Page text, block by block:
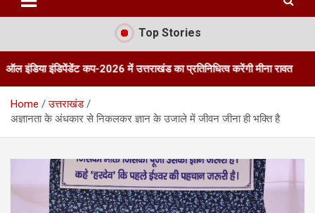
Top Stories
कप-2026 में उत्तराखंड का प्रतिनिधित्व करेंगी मीना रावत तीन
Home
उत्तराखंड
अज्ञानता के अंधकार से निकलकर ज्ञान के उजाले में जीवन जीना ही भक्ति है